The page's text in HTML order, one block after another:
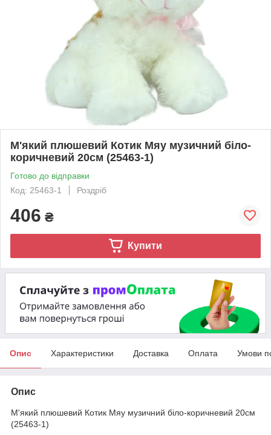
М'який плюшевий Котик Мяу музичний біло-
коричневий 20см (25463-1)
Готово до відправки
Код: 25463-1
Роздріб
406 ₴
Купити
Опис Характеристики Доставка Оплата Умови
Опис
М'який плюшевий Котик Мяу музичний біло-коричневий 20см
(25463-1)